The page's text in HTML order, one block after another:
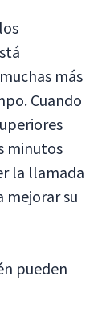
más
Cuando
minutos
la llamada
mejorar su
pueden